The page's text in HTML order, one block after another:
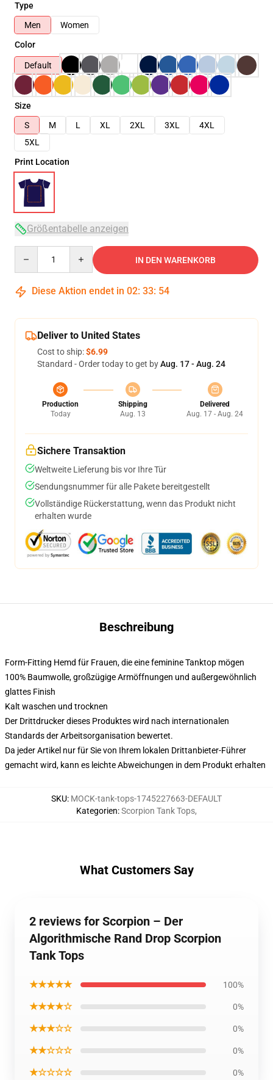
Type
Men
Women
Color
Default
Size
S
M L XL 2XL 3XL
4XL
5XL
Print Location
Größentabelle anzeigen
IN DEN WARENKORB
Diese Aktion endet in 02: 33: 53
Deliver to United States
Cost to ship:$6.99
Standard - Order today to get byAug. 17 - Aug. 24
Production
Today
Shipping
Aug. 13
Delivered
Aug. 17 - Aug. 24
Sichere Transaktion
Weltweite Lieferung bis vor Ihre Tür
Sendungsnummer für alle Pakete bereitgestellt
Vollständige Rückerstattung, wenn das Produkt nicht
erhalten wurde
Beschreibung
Form-Fitting Hemd für Frauen, die eine feminine Tanktop mögen
100% Baumwolle, großzügige Armöffnungen und außergewöhnlich
glattes Finish
Kalt waschen und trocknen
Der Drittdrucker dieses Produktes wird nach internationalen
Standards der Arbeitsorganisation bewertet.
Da jeder Artikel nur für Sie von Ihrem lokalen Drittanbieter-Führer
gemacht wird, kann es leichte Abweichungen in dem Produkt erhalten
SKU: MOCK-tank-tops-1745227663-DEFAULT
Kategorien:Scorpion Tank Tops,
What Customers Say
2 reviews for Scorpion – Der
Algorithmische Rand Drop Scorpion
Tank Tops
★★★★★ 100%
★★★★☆ 0%
★★★☆☆ 0%
★★☆☆☆ 0%
★☆☆☆☆ 0%